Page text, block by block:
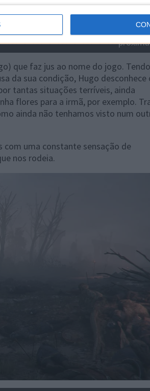
que faz jus ao nome do jogo. Tendo
da sua condição, Hugo desconhece
tantas situações terríveis, ainda
flores para a irmã, por exemplo.
ainda não tenhamos visto num
com uma constante sensação de
nos rodeia.